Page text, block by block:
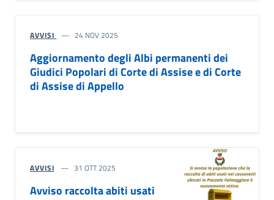
AVVISI 24 NOV 2025
Aggiornamento degli Albi permanenti dei
Giudici Popolari di Corte di Assise e di Corte
di Assise di Appello
AVVISI 31 OTT 2025
Avviso raccolta abiti usati